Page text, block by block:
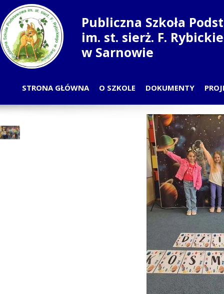
STRONA GŁÓWNA O SZKOLE
PLAN LEKCJI
ODDZIAŁY
NAUCZYCIELE
RADA RODZICÓW
SAMORZĄD UCZNIOWSKI
PRACOWNICY
DOKUMENTY
Publiczna Szkoła
im. st. sierż. F.
w Sarnowie